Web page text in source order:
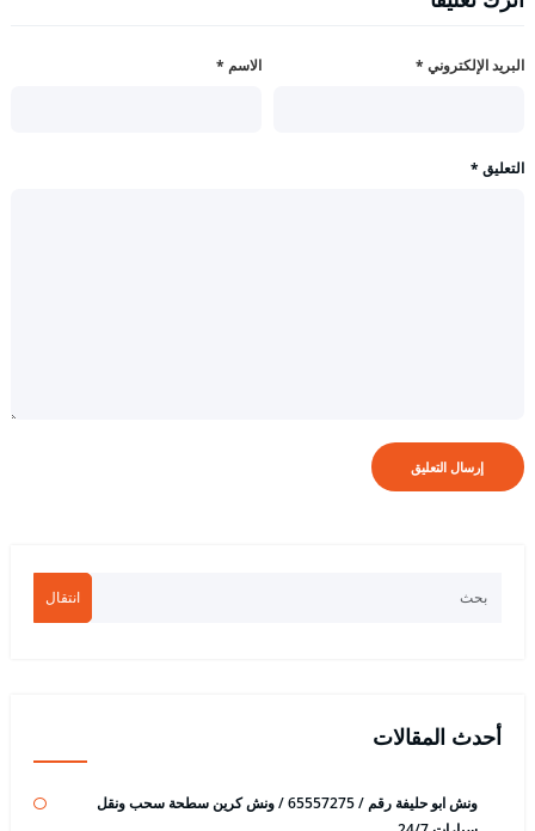
الاسم * البريد الإلكتروني *
التعليق *
انتقال
أحدث المقالات
ونش ابو حليفة رقم / 65557275 / ونش كرين سطحة سحب ونقل